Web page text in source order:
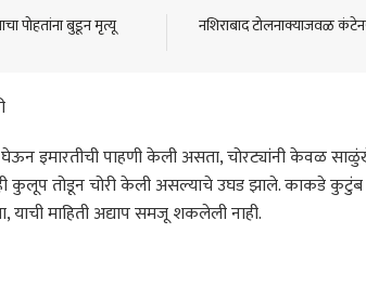
पोहतांना बुडून मृत्यू नशिराबाद टोलनाक्याजवळ
घेऊन इमारतीची पाहणी केली असता, चोरट्यांनी केवळ
कुलूप तोडून चोरी केली असल्याचे उघड झाले. काकडे कुटुंब
याची माहिती अद्याप समजू शकलेली नाही.